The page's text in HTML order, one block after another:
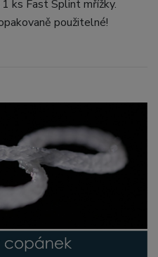
ks Fast Splint mřížky.
použitelné!